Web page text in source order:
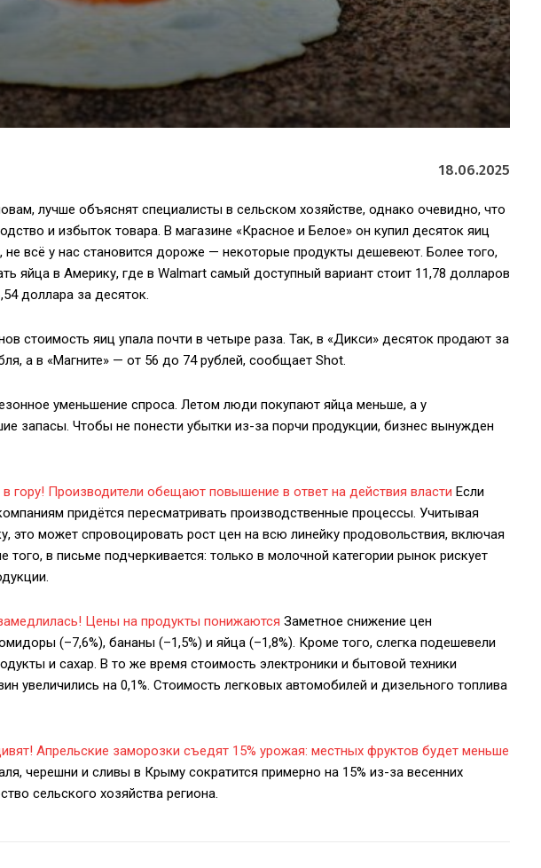
18.06.2025
лучше объяснят специалисты в сельском хозяйстве, однако очевидно, что
и избыток товара. В магазине «Красное и Белое» он купил десяток яиц
не всё у нас становится дороже — некоторые продукты дешевеют. Более того,
яйца в Америку, где в Walmart самый доступный вариант стоит 11,78 долларов
доллара за десяток.
стоимость яиц упала почти в четыре раза. Так, в «Дикси» десяток продают за
а в «Магните» — от 56 до 74 рублей, сообщает Shot.
уменьшение спроса. Летом люди покупают яйца меньше, а у
запасы. Чтобы не понести убытки из-за порчи продукции, бизнес вынужден
гору! Производители обещают повышение в ответ на действия власти Если
придётся пересматривать производственные процессы. Учитывая
это может спровоцировать рост цен на всю линейку продовольствия, включая
в письме подчеркивается: только в молочной категории рынок рискует
Цены на продукты понижаются Заметное снижение цен
(–7,6%), бананы (–1,5%) и яйца (–1,8%). Кроме того, слегка подешевели
и сахар. В то же время стоимость электроники и бытовой техники
увеличились на 0,1%. Стоимость легковых автомобилей и дизельного топлива
Апрельские заморозки съедят 15% урожая: местных фруктов будет меньше
черешни и сливы в Крыму сократится примерно на 15% из-за весенних
сельского хозяйства региона.